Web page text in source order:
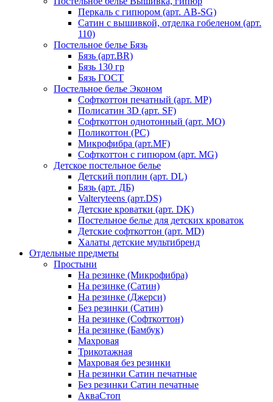
Перкаль с гипюром (арт. AB-SG)
Сатин с вышивкой, отделка гобеленом (арт.
110)
Постельное белье Бязь
Бязь (арт.BR)
Бязь 130 гр
Бязь ГОСТ
Постельное белье Эконом
Софткоттон печатный (арт. MР)
Полисатин 3D (арт. SF)
Софткоттон однотонный (арт. MO)
Поликоттон (PC)
Микрофибра (арт.MF)
Софткоттон с гипюром (арт. MG)
Детское постельное белье
Детский поплин (арт. DL)
Бязь (арт. ДБ)
Valteryteens (арт.DS)
Детские кроватки (арт. DK)
Постельное белье для детских кроваток
Детские софткоттон (арт. MD)
Халаты детские мультибренд
Отдельные предметы
Простыни
На резинке (Микрофибра)
На резинке (Сатин)
На резинке (Джерси)
Без резинки (Сатин)
На резинке (Софткоттон)
На резинке (Бамбук)
Махровая
Трикотажная
Махровая без резинки
На резинки Сатин печатные
Без резинки Сатин печатные
АкваСтоп